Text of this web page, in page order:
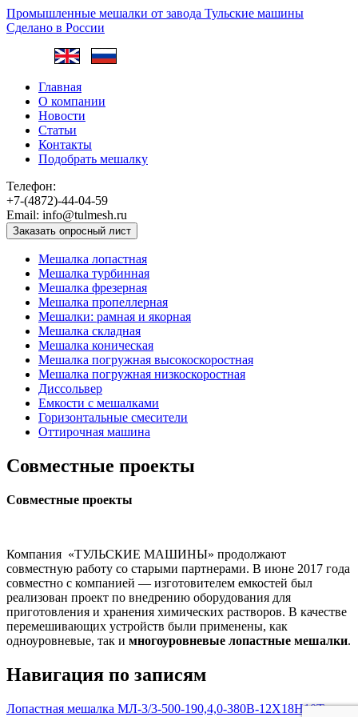
Промышленные мешалки от завода Тульские машины
Сделано в России
Главная
О компании
Новости
Статьи
Контакты
Подобрать мешалку
Телефон:
+7-(4872)-44-04-59
Email: info@tulmesh.ru
Заказать опросный лист
Мешалка лопастная
Мешалка турбинная
Мешалка фрезерная
Мешалка пропеллерная
Мешалки: рамная и якорная
Мешалка складная
Мешалка коническая
Мешалка погружная высокоскоростная
Мешалка погружная низкоскоростная
Диссольвер
Емкости с мешалками
Горизонтальные смесители
Оттирочная машина
Совместные проекты
Совместные проекты
Компания «ТУЛЬСКИЕ МАШИНЫ» продолжают
совместную работу со старыми партнерами. В июне 2017 года
совместно с компанией — изготовителем емкостей был
реализован проект по внедрению оборудования для
приготовления и хранения химических растворов. В качестве
перемешивающих устройств были применены, как
одноуровневые, так и многоуровневые лопастные мешалки.
Навигация по записям
Лопастная мешалка МЛ-3/3-500-190,4,0-380В-12X18H10T